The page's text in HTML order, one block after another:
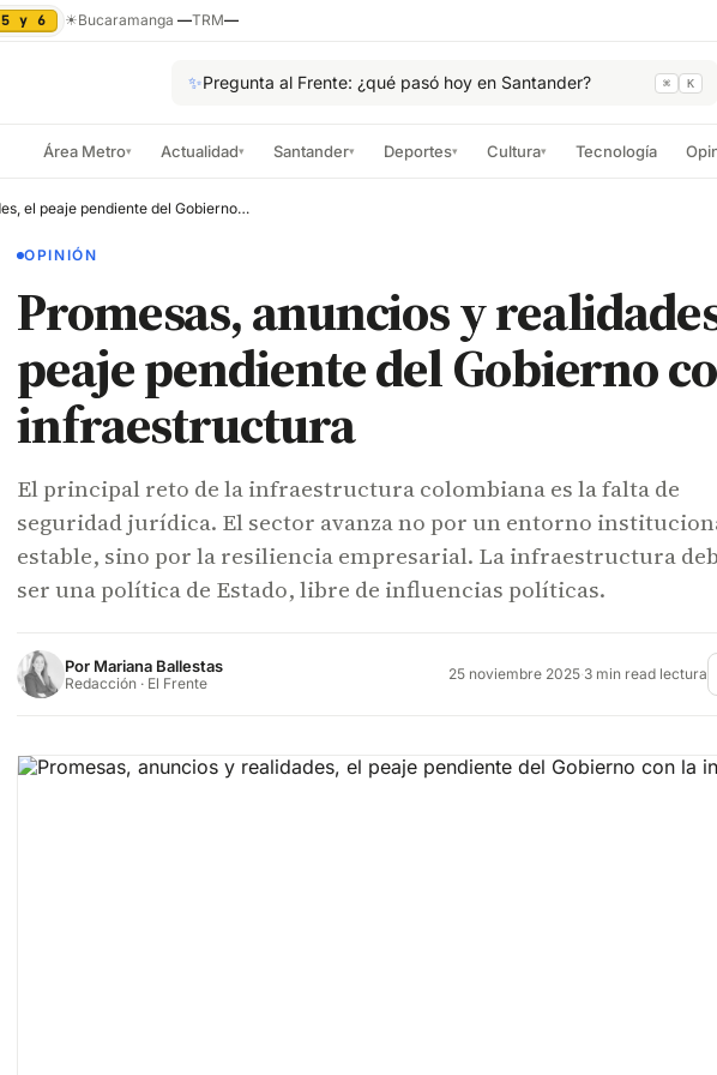
5 y 6 ☀Bucaramanga —TRM—
✨Pregunta al Frente: ¿qué pasó hoy en Santander? ⌘ K
Área Metro▾ Actualidad▾ Santander▾ Deportes▾ Cultura▾ Tecnología
Promesas, anuncios y realidades, el peaje pendiente del Gobierno con la infraestructura
OPINIÓN
Promesas, anuncios y
peaje pendiente del Gobierno
infraestructura
El principal reto de la infraestructura colombiana es la falta de
seguridad jurídica. El sector avanza no por un entorno
estable, sino por la resiliencia empresarial. La infraestructura
ser una política de Estado, libre de influencias políticas.
Por Mariana Ballestas
Redacción · El Frente 25 noviembre 2025·3 min read lectura